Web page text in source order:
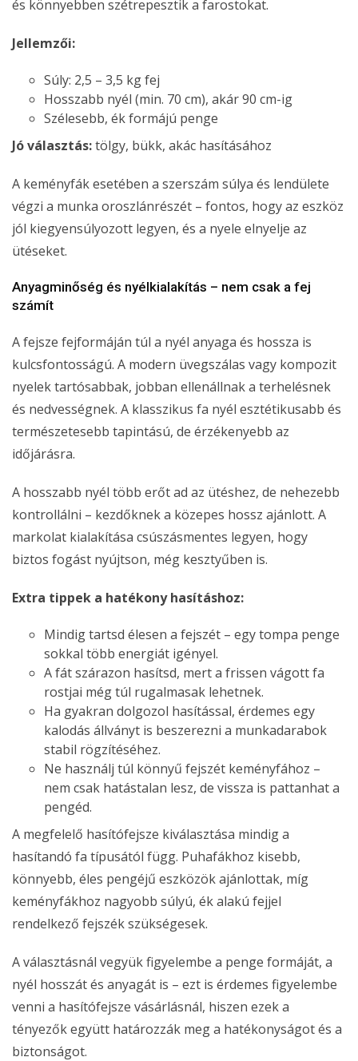
és könnyebben szétrepesztik a farostokat.
Jellemzői:
Súly: 2,5 – 3,5 kg fej
Hosszabb nyél (min. 70 cm), akár 90 cm-ig
Szélesebb, ék formájú penge
Jó választás:tölgy, bükk, akác hasításához
A keményfák esetében a szerszám súlya és lendülete
végzi a munka oroszlánrészét – fontos, hogy az eszköz
jól kiegyensúlyozott legyen, és a nyele elnyelje az
ütéseket.
Anyagminőség és nyélkialakítás – nem csak a fej
számít
A fejsze fejformáján túl a nyél anyaga és hossza is
kulcsfontosságú. A modern üvegszálas vagy kompozit
nyelek tartósabbak, jobban ellenállnak a terhelésnek
és nedvességnek. A klasszikus fa nyél esztétikusabb és
természetesebb tapintású, de érzékenyebb az
időjárásra.
A hosszabb nyél több erőt ad az ütéshez, de nehezebb
kontrollálni – kezdőknek a közepes hossz ajánlott. A
markolat kialakítása csúszásmentes legyen, hogy
biztos fogást nyújtson, még kesztyűben is.
Extra tippek a hatékony hasításhoz:
Mindig tartsd élesen a fejszét – egy tompa penge
sokkal több energiát igényel.
A fát szárazon hasítsd, mert a frissen vágott fa
rostjai még túl rugalmasak lehetnek.
Ha gyakran dolgozol hasítással, érdemes egy
kalodás állványt is beszerezni a munkadarabok
stabil rögzítéséhez.
Ne használj túl könnyű fejszét keményfához –
nem csak hatástalan lesz, de vissza is pattanhat a
pengéd.
A megfelelő hasítófejsze kiválasztása mindig a
hasítandó fa típusától függ. Puhafákhoz kisebb,
könnyebb, éles pengéjű eszközök ajánlottak, míg
keményfákhoz nagyobb súlyú, ék alakú fejjel
rendelkező fejszék szükségesek.
A választásnál vegyük figyelembe a penge formáját, a
nyél hosszát és anyagát is – ezt is érdemes figyelembe
venni a hasítófejsze vásárlásnál, hiszen ezek a
tényezők együtt határozzák meg a hatékonyságot és a
biztonságot.